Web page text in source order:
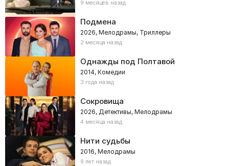
9 месяцев назад
Подмена
2026, Мелодрамы, Триллеры
2 месяца назад
Однажды под Полтавой
2014, Комедии
3 года назад
Сокровища
2026, Детективы, Мелодрамы
4 месяца назад
Нити судьбы
2016, Мелодрамы
9 лет назад